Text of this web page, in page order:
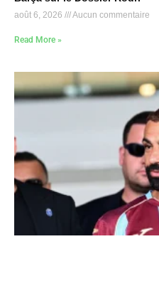
août 6, 2026 Aucun commentaire
Read More »